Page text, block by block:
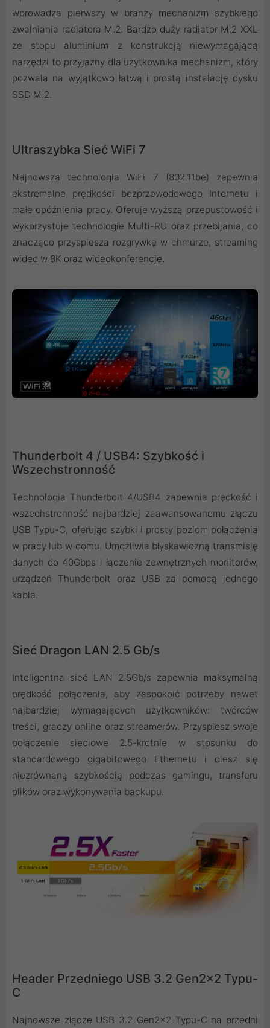
wprowadza pierwszy w branży mechanizm szybkiego
zwalniania radiatora M.2. Bardzo duży radiator M.2 XXL
ze stopu aluminium z konstrukcją niewymagającą
narzędzi to przyjazny dla użytkownika mechanizm, który
pozwala na wyjątkowo łatwą i prostą instalację dysku
SSD M.2.
Ultraszybka Sieć WiFi 7
Najnowsza technologia WiFi 7 (802.11be) zapewnia
ekstremalne prędkości bezprzewodowego Internetu i
małe opóźnienia pracy. Oferuje wyższą przepustowość i
wykorzystuje technologie Multi-RU oraz przebijania, co
znacząco przyspiesza rozgrywkę w chmurze, streaming
wideo w 8K oraz wideokonferencje.
Thunderbolt 4 / USB4: Szybkość i
Wszechstronność
Technologia Thunderbolt 4/USB4 zapewnia prędkość i
wszechstronność najbardziej zaawansowanemu złączu
USB Typu-C, oferując szybki i prosty poziom połączenia
w pracy lub w domu. Umożliwia błyskawiczną transmisję
danych do 40Gbps i łączenie zewnętrznych monitorów,
urządzeń Thunderbolt oraz USB za pomocą jednego
kabla.
Sieć Dragon LAN 2.5 Gb/s
Inteligentna sieć LAN 2.5Gb/s zapewnia maksymalną
prędkość połączenia, aby zaspokoić potrzeby nawet
najbardziej wymagających użytkowników: twórców
treści, graczy online oraz streamerów. Przyspiesz swoje
połączenie sieciowe 2.5-krotnie w stosunku do
standardowego gigabitowego Ethernetu i ciesz się
niezrównaną szybkością podczas gamingu, transferu
plików oraz wykonywania backupu.
Header Przedniego USB 3.2 Gen2x2 Typu-
C
Najnowsze złącze USB 3.2 Gen2x2 Typu-C na przedni